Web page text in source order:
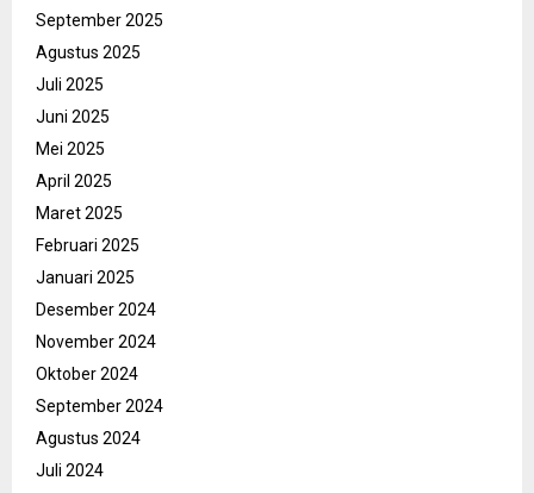
September 2025
Agustus 2025
Juli 2025
Juni 2025
Mei 2025
April 2025
Maret 2025
Februari 2025
Januari 2025
Desember 2024
November 2024
Oktober 2024
September 2024
Agustus 2024
Juli 2024